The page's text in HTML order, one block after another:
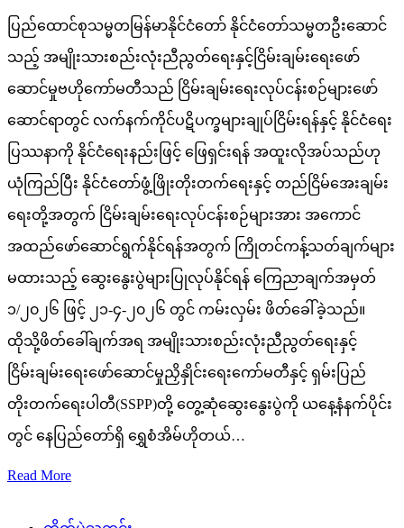
ပြည်ထောင်စုသမ္မတမြန်မာနိုင်ငံတော် နိုင်ငံတော်သမ္မတဦးဆောင်
သည့် အမျိုးသားစည်းလုံးညီညွတ်ရေးနှင့်ငြိမ်းချမ်းရေးဖော်
ဆောင်မှုဗဟိုကော်မတီသည် ငြိမ်းချမ်းရေးလုပ်ငန်းစဉ်များဖော်
ဆောင်ရာတွင် လက်နက်ကိုင်ပဋိပက္ခများချုပ်ငြိမ်းရန်နှင့် နိုင်ငံရေး
ပြဿနာကို နိုင်ငံရေးနည်းဖြင့် ဖြေရှင်းရန် အထူးလိုအပ်သည်ဟု
ယုံကြည်ပြီး နိုင်ငံတော်ဖွံ့ဖြိုးတိုးတက်ရေးနှင့် တည်ငြိမ်အေးချမ်း
ရေးတို့အတွက် ငြိမ်းချမ်းရေးလုပ်ငန်းစဉ်များအား အကောင်
အထည်ဖော်ဆောင်ရွက်နိုင်ရန်အတွက် ကြိုတင်ကန့်သတ်ချက်များ
မထားသည့် ဆွေးနွေးပွဲများပြုလုပ်နိုင်ရန် ကြေညာချက်အမှတ်
၁/၂၀၂၆ ဖြင့် ၂၁-၄-၂၀၂၆ တွင် ကမ်းလှမ်း ဖိတ်ခေါ်ခဲ့သည်။
ထိုသို့ဖိတ်ခေါ်ချက်အရ အမျိုးသားစည်းလုံးညီညွတ်ရေးနှင့်
ငြိမ်းချမ်းရေးဖော်ဆောင်မှုညှိနှိုင်းရေးကော်မတီနှင့် ရှမ်းပြည်
တိုးတက်ရေးပါတီ(SSPP)တို့ တွေ့ဆုံဆွေးနွေးပွဲကို ယနေ့နံနက်ပိုင်း
တွင် နေပြည်တော်ရှိ ရွှေစံအိမ်ဟိုတယ်…
Read More